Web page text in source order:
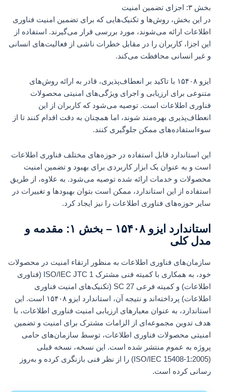
بخش ۳: اجزای تضمین امنیت
در این بخش، روش‌ها و تکنیک‌هایی که برای تضمین امنیت فناوری
اطلاعات ارائه می‌شوند، مورد بررسی قرار می‌گیرند. استفاده از
این اجزا، کاربران را در مقابل خطرات ناشی از فعالیت‌های انسانی
و غیر انسانی محافظت می‌کند.
ایزو ۱۵۴۰۸ با تاکید بر انعطاف‌پذیری، قادر به ارائه روش‌های
متنوعی برای ارزیابی و اجرای ویژگی‌های امنیتی محصولات
فناوری اطلاعات است. توصیه می‌شود که کاربران از این
انعطاف‌پذیری بهره‌مند شوند، اما همچنان به دقت اقدام کنند تا از
سوءاستفاده‌های ممکن جلوگیری کنند.
این استاندارد قابل استفاده در حوزه‌های مختلف فناوری اطلاعات
است و به عنوان یک ابزار کاربردی برای بهبود و تضمین امنیت
محصولات و خدمات ارائه شده توصیه می‌شود. به علاوه، از طریق
استفاده از این استاندارد، ممکن است بتوان بهبود‌ها و تغییرات در
سایر حوزه‌های فناوری اطلاعات را نیز ایجاد کرد.
استاندارد ایزو ۱۵۴۰۸ – بخش ۱: مقدمه و
مدل کلی
سازمان‌های فناوری اطلاعات به منظور ارتقاء امنیت در محصولات
خود، به همکاری با کمیته فنی مشترک ISO/IEC JTC 1 (فناوری
اطلاعات) و کمیته فرعی SC 27 (تکنیک‌های امنیت فناوری
اطلاعات) پرداخته‌اند و نتیجه آن، استاندارد ایزو ۱۵۴۰۸ است. این
استاندارد، به عنوان معیارهای ارزیابی امنیت فناوری اطلاعات، با
هدف تدوین مجموعه‌ای از الزامات مشترک برای امنیت و تضمین
امنیتی محصولات فناوری اطلاعات، توسط سازمان‌های حامی
پروژه به عموم منتشر شده است. این نسخه، نسخه قبلی
(ISO/IEC 15408-1:2005) را از نظر فنی بازنگری کرده و به‌روز
رسانی کرده است.